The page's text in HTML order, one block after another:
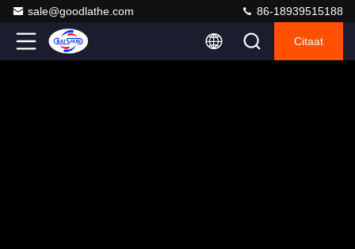
sale@goodlathe.com 86-18939515188
Citaat